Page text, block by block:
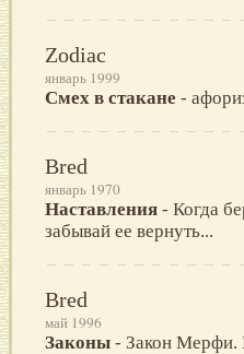
Zodiac
январь 1999
Смех в стакане -
Bred
январь 1970
Наставления - Когда
забывай ее вернуть...
Bred
май 1996
Законы - Закон Мерфи.